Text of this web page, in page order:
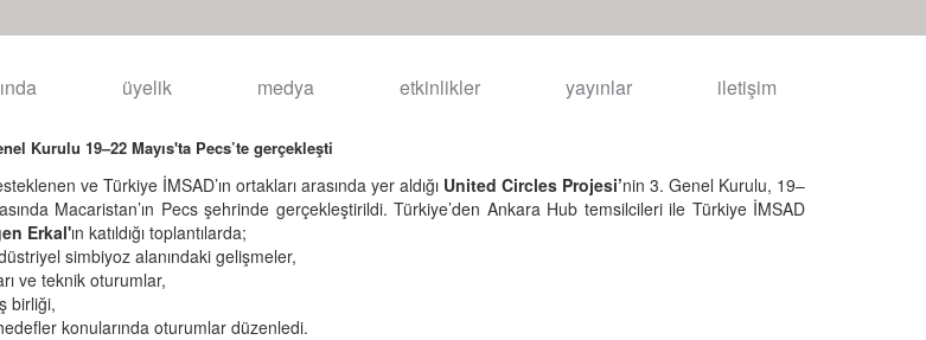
üyelik medya etkinlikler yayınlar iletişim
Kurulu 19–22 Mayıs'ta Pecs’te gerçekleşti
ve Türkiye İMSAD’ın ortakları arasında yer aldığı United Circles Projesi’nin 3. Genel Kurulu, 19–
Macaristan’ın Pecs şehrinde gerçekleştirildi. Türkiye’den Ankara Hub temsilcileri ile Türkiye İMSAD
Erkal'ın katıldığı toplantılarda;
simbiyoz alanındaki gelişmeler,
ve teknik oturumlar,
birliği,
konularında oturumlar düzenledi.